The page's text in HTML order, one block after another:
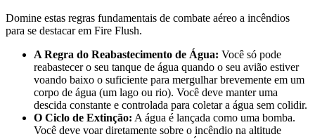
Domine estas regras fundamentais de combate aéreo a incêndios
para se destacar em Fire Flush.
A Regra do Reabastecimento de Água: Você só pode
reabastecer o seu tanque de água quando o seu avião estiver
voando baixo o suficiente para mergulhar brevemente em um
corpo de água (um lago ou rio). Você deve manter uma
descida constante e controlada para coletar a água sem colidir.
O Ciclo de Extinção: A água é lançada como uma bomba.
Você deve voar diretamente sobre o incêndio na altitude